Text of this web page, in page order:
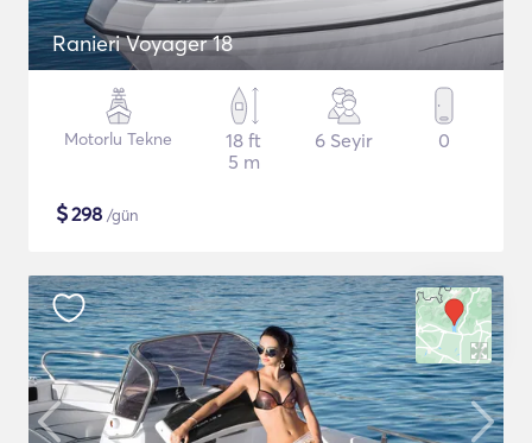
Ranieri Voyager 18
Motorlu Tekne
18 ft
5 m
6 Seyir 0
$298 /gün